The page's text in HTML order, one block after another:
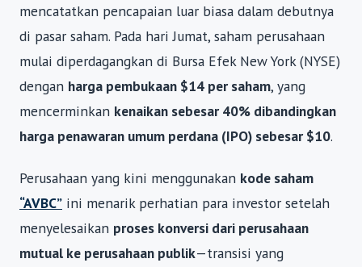
mencatatkan pencapaian luar biasa dalam debutnya
di pasar saham. Pada hari Jumat, saham perusahaan
mulai diperdagangkan di Bursa Efek New York (NYSE)
dengan harga pembukaan $14 per saham, yang
mencerminkan kenaikan sebesar 40% dibandingkan
harga penawaran umum perdana (IPO) sebesar $10.
Perusahaan yang kini menggunakan kode saham
“AVBC” ini menarik perhatian para investor setelah
menyelesaikan proses konversi dari perusahaan
mutual ke perusahaan publik—transisi yang